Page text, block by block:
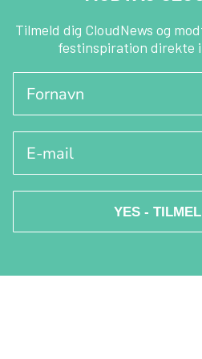
o
k
-
r
a
m
e
s
t
Tilmeld dig CloudNews og
festinspiration direkte
Fornavn
E-mail
YES -